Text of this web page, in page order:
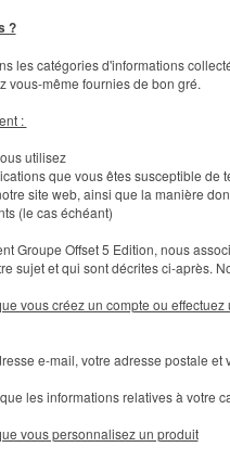
?
les catégories d'informations
vous-même fournies de bon gré.
:
utilisez
que vous êtes susceptible de
site web, ainsi que la manière
(le cas échéant)
Groupe Offset 5 Edition, nous
sujet et qui sont décrites ci-après.
vous créez un compte ou effectuez
e-mail, votre adresse postale et
les informations relatives à votre
vous personnalisez un produit